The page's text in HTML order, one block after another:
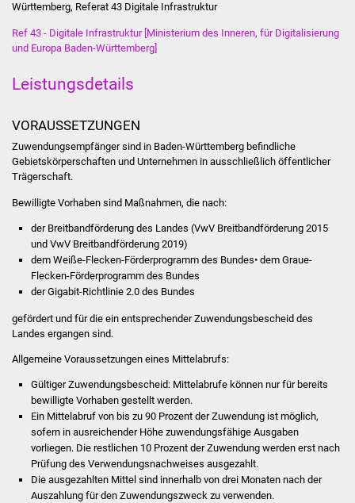
Jubiläumsjahr 2021
Sanierung Hallenbad
Sanierung Bizethalle
Ortsentwicklung
Presse
Bürger & Service
Dienstleistungen
Lebenslagen
Formulare
Bürgerinfos
Württemberg, Referat 43 Digitale Infrastruktur
Ref 43 - Digitale Infrastruktur [Ministerium des Inneren, für Digitalisierung
und Europa Baden-Württemberg]
Leistungsdetails
VORAUSSETZUNGEN
Zuwendungsempfänger sind in Baden-Württemberg befindliche
Gebietskörperschaften und Unternehmen in ausschließlich öffentlicher
Trägerschaft.
Bewilligte Vorhaben sind Maßnahmen, die nach:
der Breitbandförderung des Landes (VwV Breitbandförderung 2015
und VwV Breitbandförderung 2019)
dem Weiße-Flecken-Förderprogramm des Bundes• dem Graue-
Flecken-Förderprogramm des Bundes
der Gigabit-Richtlinie 2.0 des Bundes
gefördert und für die ein entsprechender Zuwendungsbescheid des
Landes ergangen sind.
Allgemeine Voraussetzungen eines Mittelabrufs:
Gültiger Zuwendungsbescheid: Mittelabrufe können nur für bereits
bewilligte Vorhaben gestellt werden.
Ein Mittelabruf von bis zu 90 Prozent der Zuwendung ist möglich,
sofern in ausreichender Höhe zuwendungsfähige Ausgaben
vorliegen. Die restlichen 10 Prozent der Zuwendung werden erst nach
Prüfung des Verwendungsnachweises ausgezahlt.
Die ausgezahlten Mittel sind innerhalb von drei Monaten nach der
Auszahlung für den Zuwendungszweck zu verwenden.